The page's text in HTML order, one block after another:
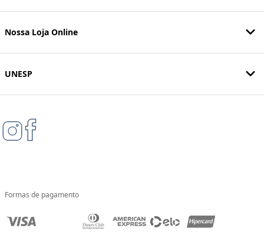
Nossa Loja Online
UNESP
Formas de pagamento